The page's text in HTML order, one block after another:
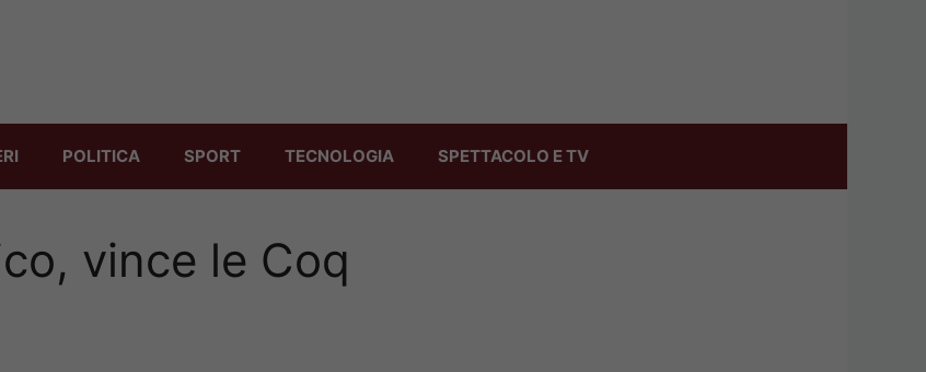
POLITICA SPORT TECNOLOGIA SPETTACOLO E TV
vince le Coq